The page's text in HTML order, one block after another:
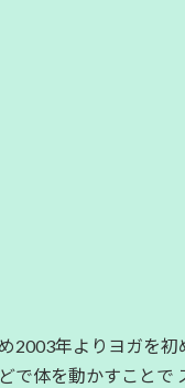
2003年よりヨガを初
で体を動かすことで